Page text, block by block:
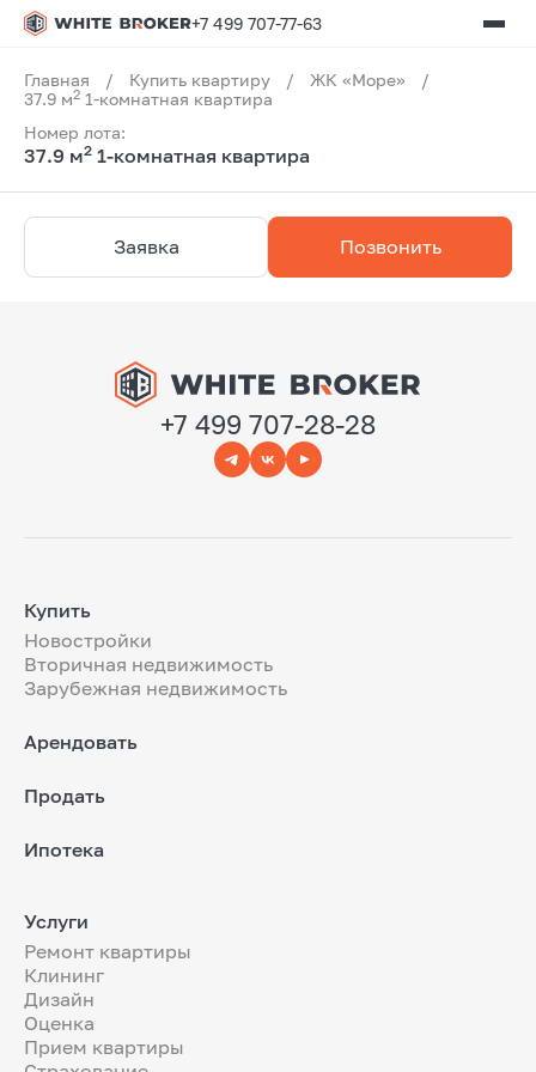
+7 499 707-77-63
Главная / Купить квартиру / ЖК «Море»
/
37.9 м2 1-комнатная квартира
Номер лота:
37.9 м2 1-комнатная квартира
Заявка Позвонить
+7 499 707-28-28
Купить
Новостройки
Вторичная недвижимость
Зарубежная недвижимость
Арендовать
Продать
Ипотека
Услуги
Ремонт квартиры
Клининг
Дизайн
Оценка
Прием квартиры